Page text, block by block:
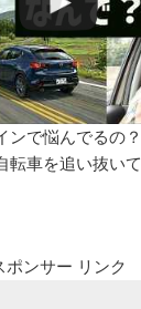
ンで悩んでるの
転車を追い抜い
ポンサー リンク